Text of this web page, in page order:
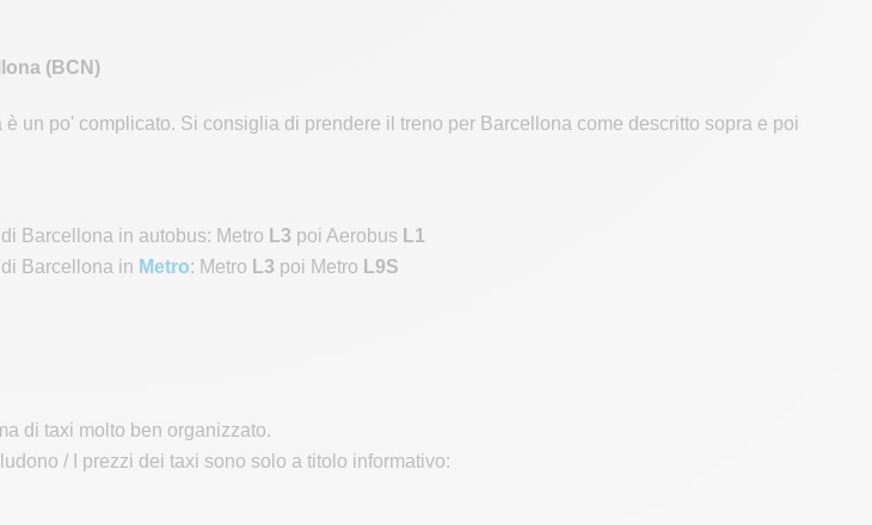
(BCN)
è un po' complicato. Si consiglia di prendere il treno per Barcellona come descritto sopra e poi
Barcellona in autobus: Metro L3 poi Aerobus L1
Barcellona in Metro: Metro L3 poi Metro L9S
di taxi molto ben organizzato.
/ I prezzi dei taxi sono solo a titolo informativo: